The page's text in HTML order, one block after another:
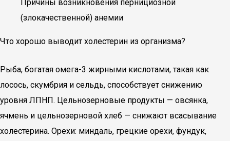
Причины возникновения пернициозной
(злокачественной) анемии
Что хорошо выводит холестерин из организма?
Рыба, богатая омега-3 жирными кислотами, такая как
лосось, скумбрия и сельдь, способствует снижению
уровня ЛПНП. Цельнозерновые продукты — овсянка,
ячмень и цельнозерновой хлеб — снижают всасывание
холестерина. Орехи: миндаль, грецкие орехи, фундук,